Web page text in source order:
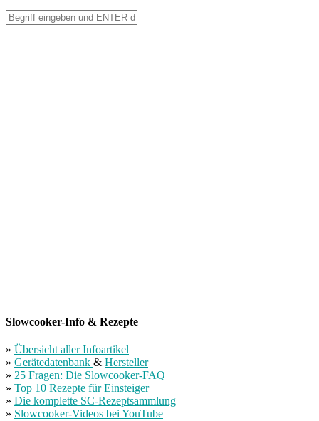
Slowcooker-Info & Rezepte
» Übersicht aller Infoartikel
» Gerätedatenbank & Hersteller
» 25 Fragen: Die Slowcooker-FAQ
» Top 10 Rezepte für Einsteiger
» Die komplette SC-Rezeptsammlung
» Slowcooker-Videos bei YouTube